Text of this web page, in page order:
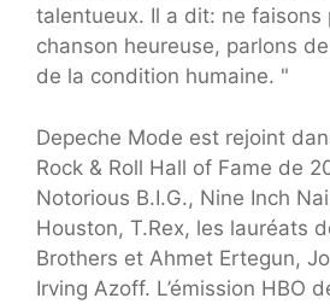
talentueux. Il a dit: ne faisons
chanson heureuse, parlons
de la condition humaine. "
Depeche Mode est rejoint
Rock & Roll Hall of Fame de
Notorious B.I.G., Nine Inch
Houston, T.Rex, les lauréats
Brothers et Ahmet Ertegun,
Irving Azoff. L’émission HBO